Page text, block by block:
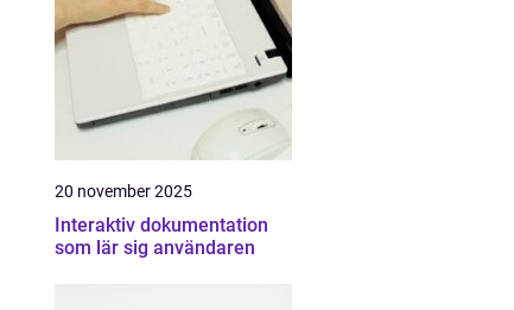
20 november 2025
Interaktiv dokumentation
som lär sig användaren